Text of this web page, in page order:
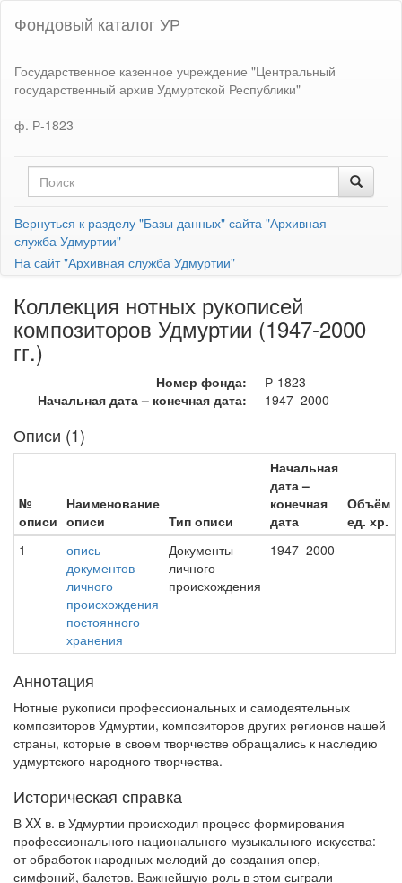
Фондовый каталог УР
Государственное казенное учреждение "Центральный
государственный архив Удмуртской Республики"
ф. Р-1823
Вернуться к разделу "Базы данных" сайта "Архивная
служба Удмуртии"
На сайт "Архивная служба Удмуртии"
Коллекция нотных рукописей
композиторов Удмуртии (1947-2000
гг.)
Номер фонда:
Р-1823
Начальная дата – конечная дата:
1947–2000
Описи (1)
№
описи
Наименование
описи
Тип описи
Начальная
дата –
конечная
дата
Объём
ед. хр.
1
опись
документов
личного
происхождения
постоянного
хранения
Документы
личного
происхождения
1947–2000
Аннотация
Нотные рукописи профессиональных и самодеятельных
композиторов Удмуртии, композиторов других регионов нашей
страны, которые в своем творчестве обращались к наследию
удмуртского народного творчества.
Историческая справка
В XX в. в Удмуртии происходил процесс формирования
профессионального национального музыкального искусства:
от обработок народных мелодий до создания опер,
симфоний, балетов. Важнейшую роль в этом сыграли